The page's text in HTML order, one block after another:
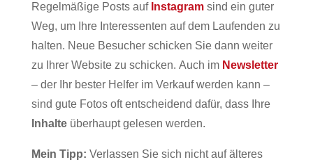
Regelmäßige Posts auf Instagramsind ein guter
Weg, um Ihre Interessenten auf dem Laufenden zu
halten. Neue Besucher schicken Sie dann weiter
zu Ihrer Website zu schicken. Auch im Newsletter
– der Ihr bester Helfer im Verkauf werden kann –
sind gute Fotos oft entscheidend dafür, dass Ihre
Inhalteüberhaupt gelesen werden.
Mein Tipp: Verlassen Sie sich nicht auf älteres